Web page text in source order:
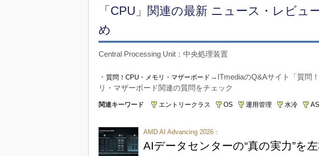
「CPU」関連の最新 ニュース・レビュ
め
Central Processing Unit：中央処理装置
・ 質問！CPU・メモリ・マザーボード →ITmediaのQ&Aサイト「質問
リ・マザーボード関連の質問をチェック
関連キーワード エントリークラス OS 運用管理 水冷
AMD AI Advancing 2026：
AIデータセンターの“真の実力”を